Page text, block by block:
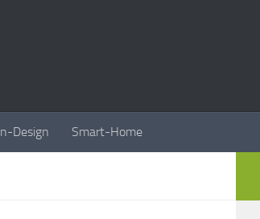
Design Smart-Home